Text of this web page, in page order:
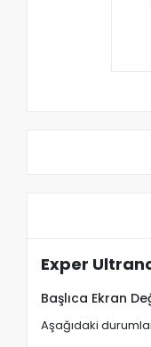
Exper
Başlıca Ekran
Aşağıdaki